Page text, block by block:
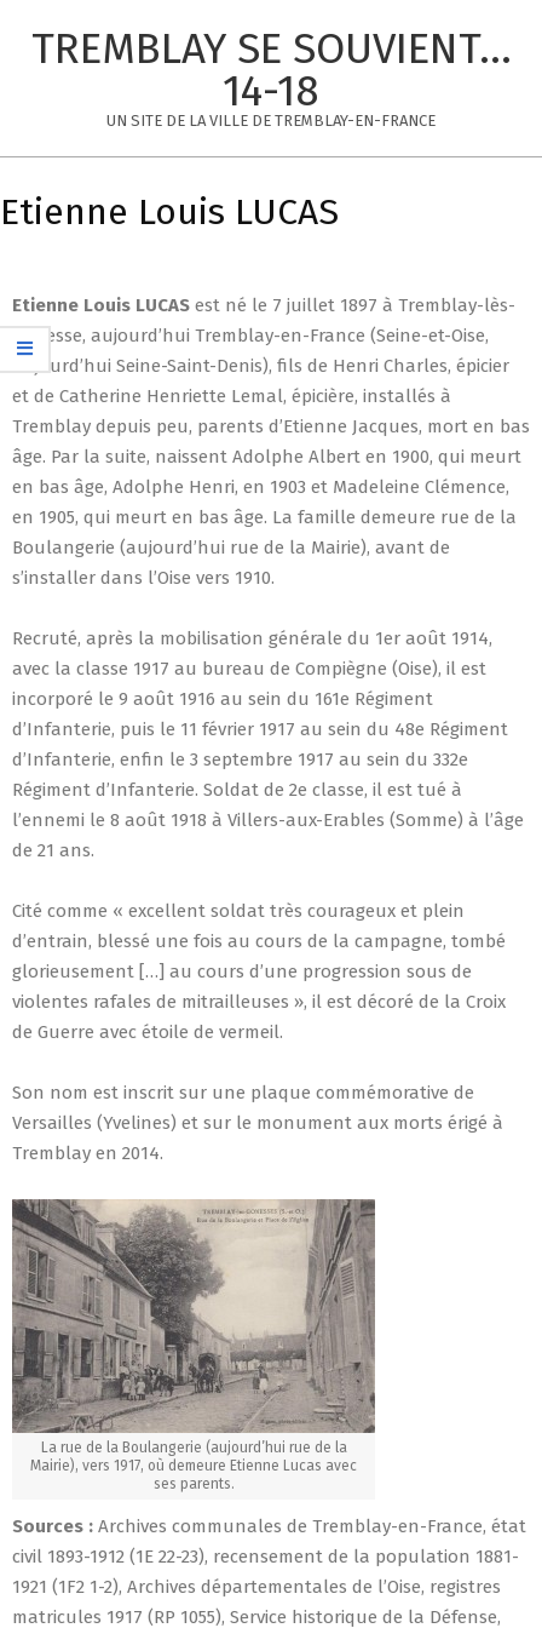
TREMBLAY SE SOUVIENT...
14-18
UN SITE DE LA VILLE DE TREMBLAY-EN-FRANCE
Navigation
Menu
Etienne Louis LUCAS
Etienne Louis LUCAS est né le 7 juillet 1897 à Tremblay-lès-
Gonesse, aujourd’hui Tremblay-en-France (Seine-et-Oise,
aujourd’hui Seine-Saint-Denis), fils de Henri Charles, épicier
et de Catherine Henriette Lemal, épicière, installés à
Tremblay depuis peu, parents d’Etienne Jacques, mort en bas
âge. Par la suite, naissent Adolphe Albert en 1900, qui meurt
en bas âge, Adolphe Henri, en 1903 et Madeleine Clémence,
en 1905, qui meurt en bas âge. La famille demeure rue de la
Boulangerie (aujourd’hui rue de la Mairie), avant de
s’installer dans l’Oise vers 1910.
Recruté, après la mobilisation générale du 1er août 1914,
avec la classe 1917 au bureau de Compiègne (Oise), il est
incorporé le 9 août 1916 au sein du 161e Régiment
d’Infanterie, puis le 11 février 1917 au sein du 48e Régiment
d’Infanterie, enfin le 3 septembre 1917 au sein du 332e
Régiment d’Infanterie. Soldat de 2e classe, il est tué à
l’ennemi le 8 août 1918 à Villers-aux-Erables (Somme) à l’âge
de 21 ans.
Cité comme « excellent soldat très courageux et plein
d’entrain, blessé une fois au cours de la campagne, tombé
glorieusement […] au cours d’une progression sous de
violentes rafales de mitrailleuses », il est décoré de la Croix
de Guerre avec étoile de vermeil.
Son nom est inscrit sur une plaque commémorative de
Versailles (Yvelines) et sur le monument aux morts érigé à
Tremblay en 2014.
La rue de la Boulangerie (aujourd’hui rue de la
Mairie), vers 1917, où demeure Etienne Lucas avec
ses parents.
Sources : Archives communales de Tremblay-en-France, état
civil 1893-1912 (1E 22-23), recensement de la population 1881-
1921 (1F2 1-2), Archives départementales de l’Oise, registres
matricules 1917 (RP 1055), Service historique de la Défense,